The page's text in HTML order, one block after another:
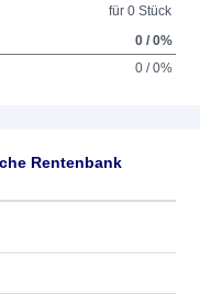
für 0 Stück
0 / 0%
0 / 0%
Rentenbank